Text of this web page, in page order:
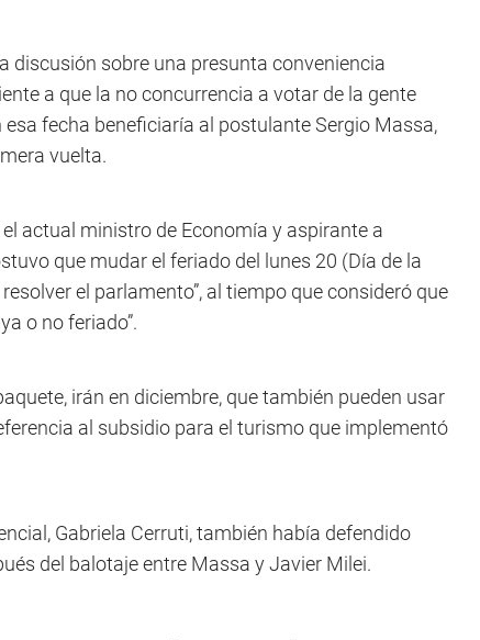
discusión sobre una presunta conveniencia
a que la no concurrencia a votar de la gente
fecha beneficiaría al postulante Sergio Massa,
vuelta.
actual ministro de Economía y aspirante a
que mudar el feriado del lunes 20 (Día de la
el parlamento”, al tiempo que consideró que
o no feriado”.
irán en diciembre, que también pueden usar
al subsidio para el turismo que implementó
Gabriela Cerruti, también había defendido
del balotaje entre Massa y Javier Milei.